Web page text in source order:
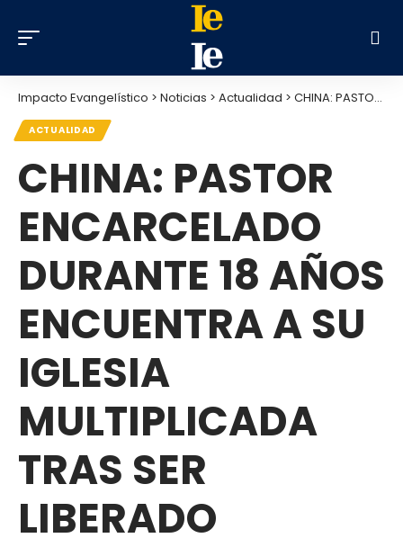
Impacto Evangelístico > Noticias > Actualidad > CHINA: PASTOR ENCARCELADO DURANTE 18 AÑOS ENCUENTRA A SU IGLESIA MULTIPLICADA TRAS SER LIBERADO
ACTUALIDAD
CHINA: PASTOR
ENCARCELADO
DURANTE 18 AÑOS
ENCUENTRA A SU
IGLESIA
MULTIPLICADA
TRAS SER
LIBERADO